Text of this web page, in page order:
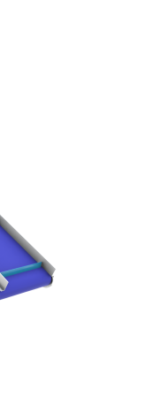
in metallo
5002
motore